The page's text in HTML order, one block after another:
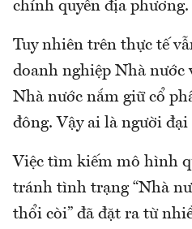
chính quyền địa phương.
Tuy nhiên trên thực tế
doanh nghiệp Nhà nước
Nhà nước nắm giữ cổ
đông. Vậy ai là người đại
Việc tìm kiếm mô hình
tránh tình trạng “Nhà
thổi còi” đã đặt ra từ